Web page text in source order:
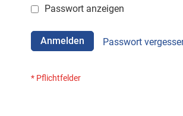
Passwort anzeigen
Anmelden Passwort